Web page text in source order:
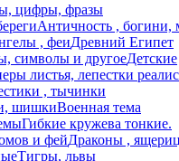
цифры, фразы
Античность , богини,
, феиДревний Египет
символы и другоеДетские
листья, лепестки
, тычинки
шишкиВоенная тема
Гибкие кружева тонкие.
и фейДраконы ,
Тигры, львы